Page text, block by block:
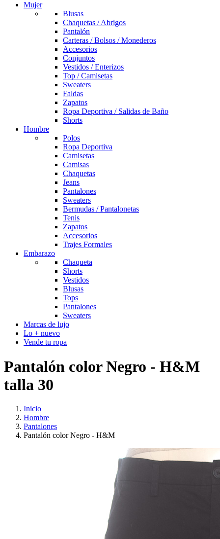
Mujer
Blusas
Chaquetas / Abrigos
Pantalón
Carteras / Bolsos / Monederos
Accesorios
Conjuntos
Vestidos / Enterizos
Top / Camisetas
Sweaters
Faldas
Zapatos
Ropa Deportiva / Salidas de Baño
Shorts
Hombre
Polos
Ropa Deportiva
Camisetas
Camisas
Chaquetas
Jeans
Pantalones
Sweaters
Bermudas / Pantalonetas
Tenis
Zapatos
Accesorios
Trajes Formales
Embarazo
Chaqueta
Shorts
Vestidos
Blusas
Tops
Pantalones
Sweaters
Marcas de lujo
Lo + nuevo
Vende tu ropa
Pantalón color Negro - H&M
talla 30
Inicio
Hombre
Pantalones
Pantalón color Negro - H&M